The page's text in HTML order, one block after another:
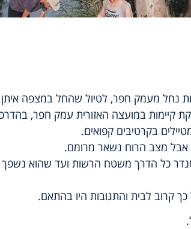
מעמק חפר, לטיול שהחל במצפה איתן
קיימות במועצה האזורית עמק חפר,
בקרטיבים קפואים.
אבל מצב הרוח נשאר מרומם.
כל הדרך משטח הרשות ועד שהוא נשפך
קרוב לבית והתגובות היו בהתאם.